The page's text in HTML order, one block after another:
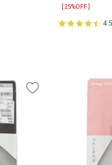
[ 25%OFF ]